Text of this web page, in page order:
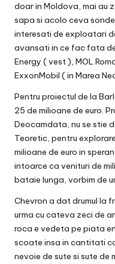
doar in Moldova, mai au
sapa si acolo ceva
interesati de exploatari
avansati in ce fac fata
Energy ( vest ), MOL
ExxonMobil ( in Marea
Pentru proiectul de la
25 de milioane de euro.
Deocamdata, nu se stie
Teoretic, pentru
milioane de euro in
intoarce ca venituri de
bataie lunga, vorbim de
Chevron a dat drumul la
urma cu cateva zeci de
roca e vedeta pe piata
scoate insa in cantitati
nevoie de sute si sute de